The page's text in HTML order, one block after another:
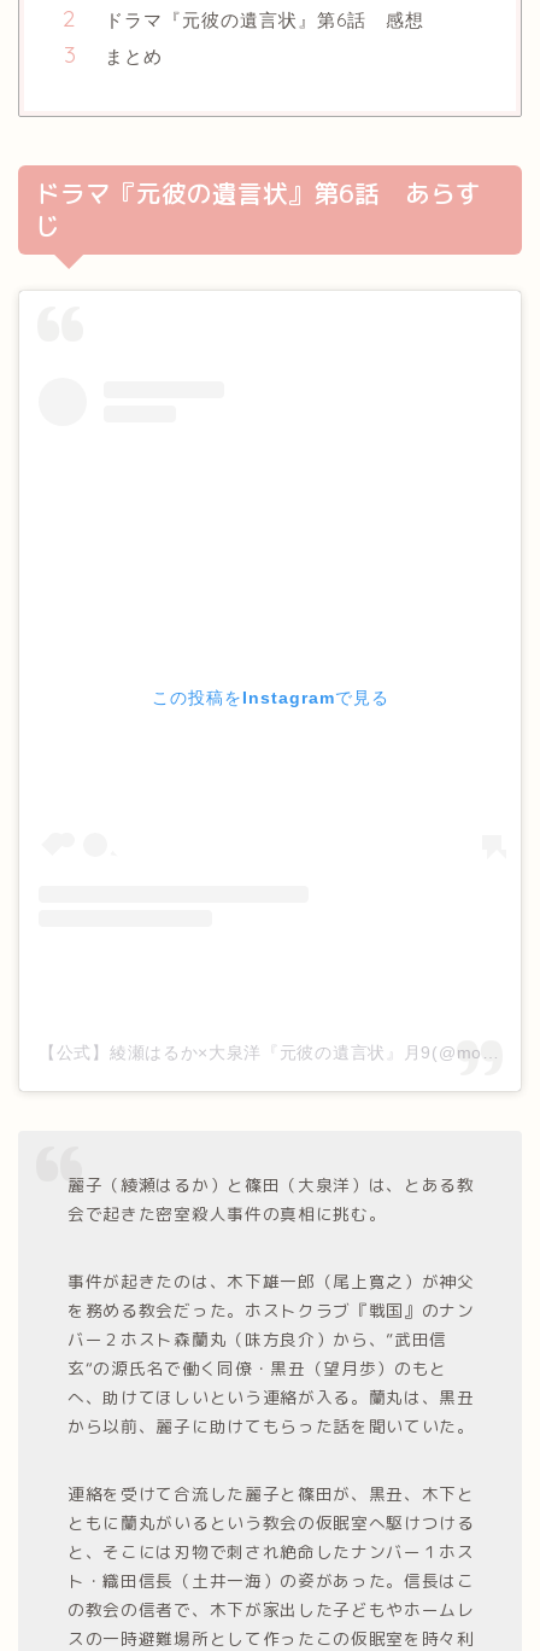
ドラマ『元彼の遺言状』第6話 感想
まとめ
ドラマ『元彼の遺言状』第6話 あらす
じ
この投稿をInstagramで見る
【公式】綾瀬はるか×大泉洋『元彼の遺言状』月9(@motokare_cx_)がシェアした投稿
麗子（綾瀬はるか）と篠田（大泉洋）は、とある教
会で起きた密室殺人事件の真相に挑む。
事件が起きたのは、木下雄一郎（尾上寛之）が神父
を務める教会だった。ホストクラブ『戦国』のナン
バー２ホスト森蘭丸（味方良介）から、”武田信
玄“の源氏名で働く同僚・黒丑（望月歩）のもと
へ、助けてほしいという連絡が入る。蘭丸は、黒丑
から以前、麗子に助けてもらった話を聞いていた。
連絡を受けて合流した麗子と篠田が、黒丑、木下と
ともに蘭丸がいるという教会の仮眠室へ駆けつける
と、そこには刃物で刺され絶命したナンバー１ホス
ト・織田信長（土井一海）の姿があった。信長はこ
の教会の信者で、木下が家出した子どもやホームレ
スの一時避難場所として作ったこの仮眠室を時々利